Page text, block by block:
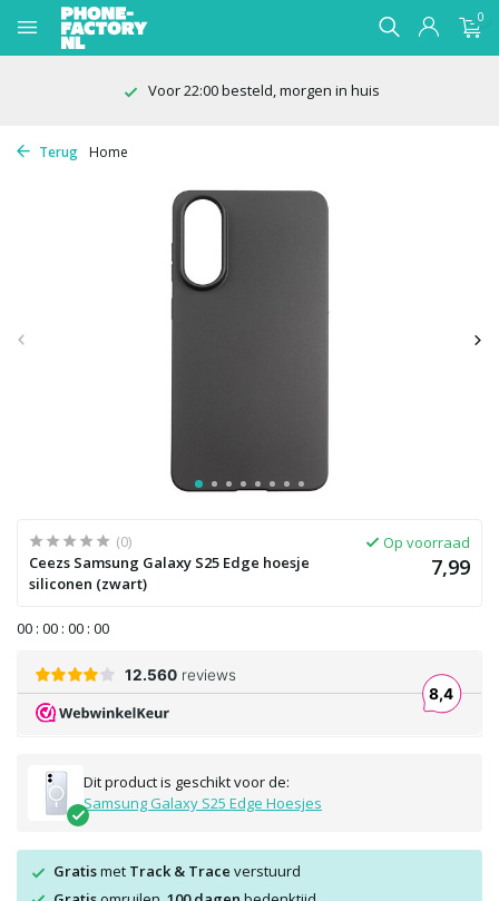
0
Voor 22:00 besteld, morgen in huis
Terug Home
(0)
Ceezs Samsung Galaxy S25 Edge hoesje
siliconen (zwart)
Op voorraad
7,99
00 : 00 : 00 : 00
Dit product is geschikt voor de:
Samsung Galaxy S25 Edge Hoesjes
Gratismet Track & Trace verstuurd